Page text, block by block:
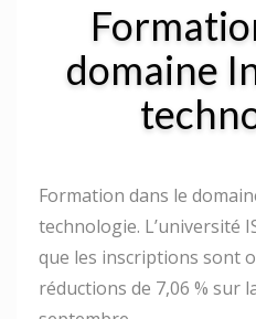
domaine
Formation dans le
technologie. L’université
que les inscriptions sont
réductions de 7,06 % sur